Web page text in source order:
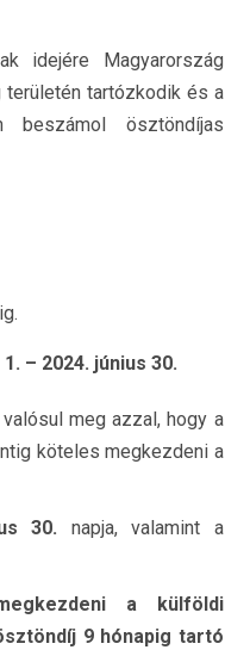
idejére Magyarország
területén tartózkodik és a
beszámol ösztöndíjas
– 2024. június 30.
meg azzal, hogy a
köteles megkezdeni a
30. napja, valamint a
a külföldi
9 hónapig tartó